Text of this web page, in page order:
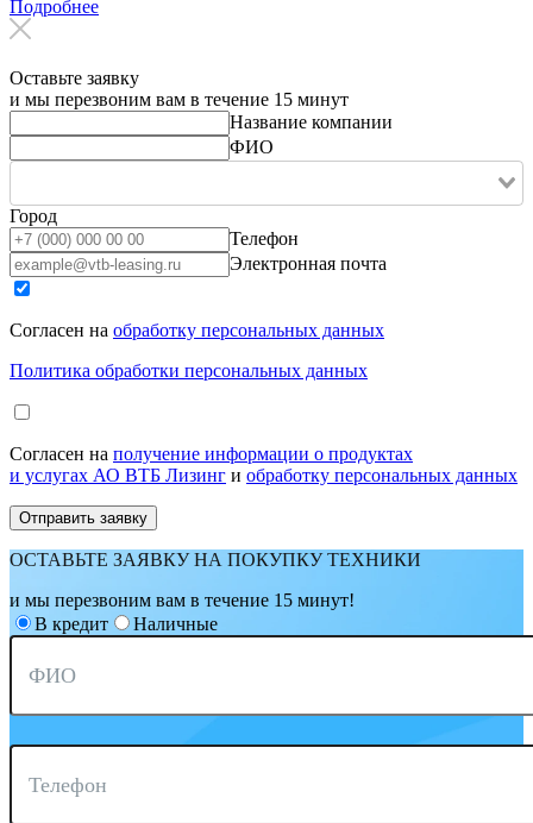
Подробнее
Оставьте заявку
и мы перезвоним вам в течение 15 минут
Название компании
ФИО
Город
Телефон
Электронная почта
Согласен на обработку персональных данных
Политика обработки персональных данных
Согласен на получение информации о продуктах
и услугах АО ВТБ Лизинг и обработку персональных данных
ОСТАВЬТЕ ЗАЯВКУ НА ПОКУПКУ ТЕХНИКИ
и мы перезвоним вам в течение 15 минут!
В кредит
Наличные
ФИО
Телефон